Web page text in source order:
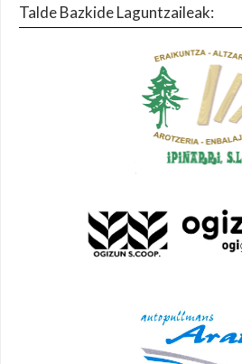
Talde Bazkide Laguntzaileak: